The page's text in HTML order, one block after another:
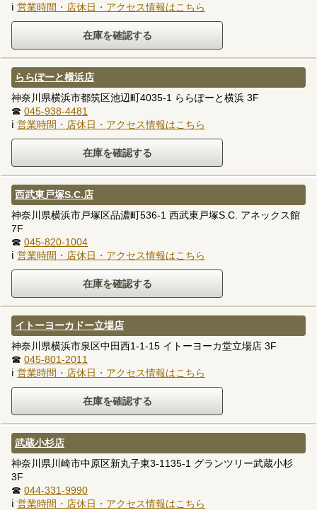
ℹ 営業時間・店休日・アクセス情報はこちら
ららぽーと横浜店
神奈川県横浜市都筑区池辺町4035-1 ららぽーと横浜 3F
☎ 045-938-4481
ℹ 営業時間・店休日・アクセス情報はこちら
西武東戸塚S.C.店
神奈川県横浜市戸塚区品濃町536-1 西武東戸塚S.C. アネックス館
7F
☎ 045-820-1004
ℹ 営業時間・店休日・アクセス情報はこちら
イトーヨーカドー立場店
神奈川県横浜市泉区中田西1-1-15 イトーヨーカ堂立場店 3F
☎ 045-801-2011
ℹ 営業時間・店休日・アクセス情報はこちら
武蔵小杉店
神奈川県川崎市中原区新丸子東3-1135-1 グランツリー武蔵小杉
3F
☎ 044-331-9990
ℹ 営業時間・店休日・アクセス情報はこちら